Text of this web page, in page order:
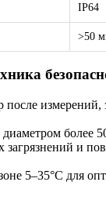
IP64
>50
после измерений,
более
загрязнений и
5–35°C для